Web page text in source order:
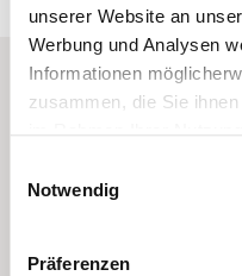
unserer Website an
Werbung und Analysen
Informationen
zusammen, die Sie
Notwendig
Präferenzen
MÖGEN